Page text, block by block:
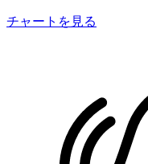
チャートを見る